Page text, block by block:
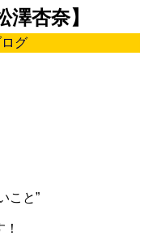
杏奈】
グ
こと”